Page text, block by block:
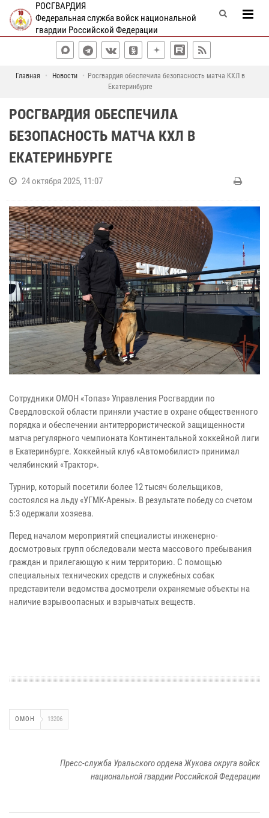
РОСГВАРДИЯ
Федеральная служба войск национальной
гвардии Российской Федерации
Главная Новости
Росгвардия обеспечила безопасность матча КХЛ в
Екатеринбурге
РОСГВАРДИЯ ОБЕСПЕЧИЛА
БЕЗОПАСНОСТЬ МАТЧА КХЛ В
ЕКАТЕРИНБУРГЕ
24 октября 2025, 11:07
Сотрудники ОМОН «Топаз» Управления Росгвардии по
Свердловской области приняли участие в охране общественного
порядка и обеспечении антитеррористической защищенности
матча регулярного чемпионата Континентальной хоккейной лиги
в Екатеринбурге. Хоккейный клуб «Автомобилист» принимал
челябинский «Трактор».
Турнир, который посетили более 12 тысяч болельщиков,
состоялся на льду «УГМК-Арены». В результате победу со счетом
5:3 одержали хозяева.
Перед началом мероприятий специалисты инженерно-
досмотровых групп обследовали места массового пребывания
граждан и прилегающую к ним территорию. С помощью
специальных технических средств и служебных собак
представители ведомства досмотрели охраняемые объекты на
наличие взрывоопасных и взрывчатых веществ.
ОМОН 13206
Пресс-служба Уральского ордена Жукова округа войск
национальной гвардии Российской Федерации